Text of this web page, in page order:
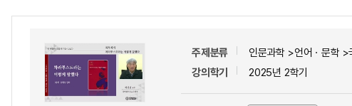
주제분류
인문과학 >언어ㆍ문학 >
강의학기
2025년 2학기